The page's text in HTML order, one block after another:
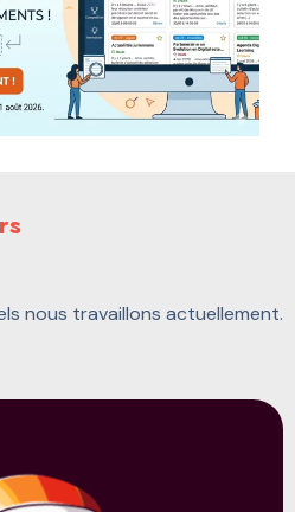
nous travaillons actuellement.